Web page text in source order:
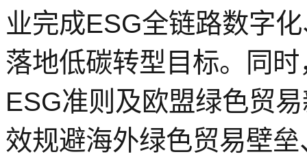
业完成ESG全链路数字
落地低碳转型目标。同
ESG准则及欧盟绿色贸
效规避海外绿色贸易壁